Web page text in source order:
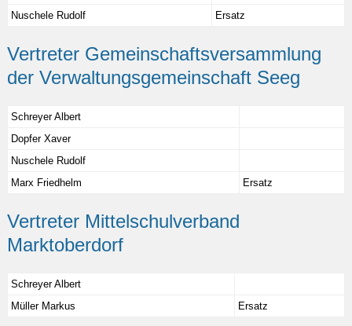
Nuschele Rudolf
Ersatz
Vertreter Gemeinschaftsversammlung
der Verwaltungsgemeinschaft Seeg
Schreyer Albert
Dopfer Xaver
Nuschele Rudolf
Marx Friedhelm
Ersatz
Vertreter Mittelschulverband
Marktoberdorf
Schreyer Albert
Müller Markus
Ersatz